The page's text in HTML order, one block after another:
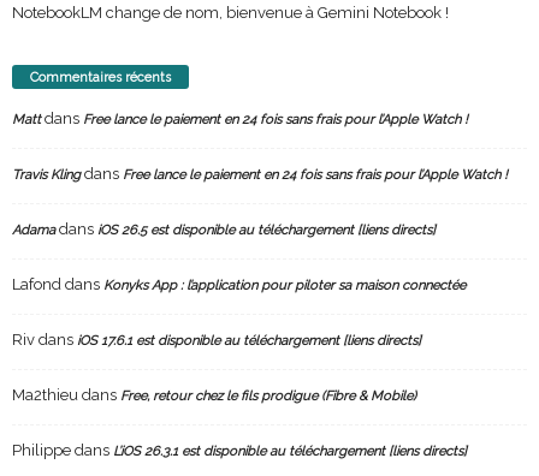
NotebookLM change de nom, bienvenue à Gemini Notebook !
Commentaires récents
Mattdans Free lance le paiement en 24 fois sans frais pour l’Apple Watch !
Travis Klingdans Free lance le paiement en 24 fois sans frais pour l’Apple Watch !
Adamadans iOS 26.5 est disponible au téléchargement [liens directs]
Lafond dans Konyks App : l’application pour piloter sa maison connectée
Riv dans iOS 17.6.1 est disponible au téléchargement [liens directs]
Ma2thieu dans Free, retour chez le fils prodigue (Fibre & Mobile)
Philippe dans L’iOS 26.3.1 est disponible au téléchargement [liens directs]